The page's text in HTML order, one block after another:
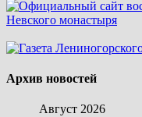
Архив новостей
Август 2026